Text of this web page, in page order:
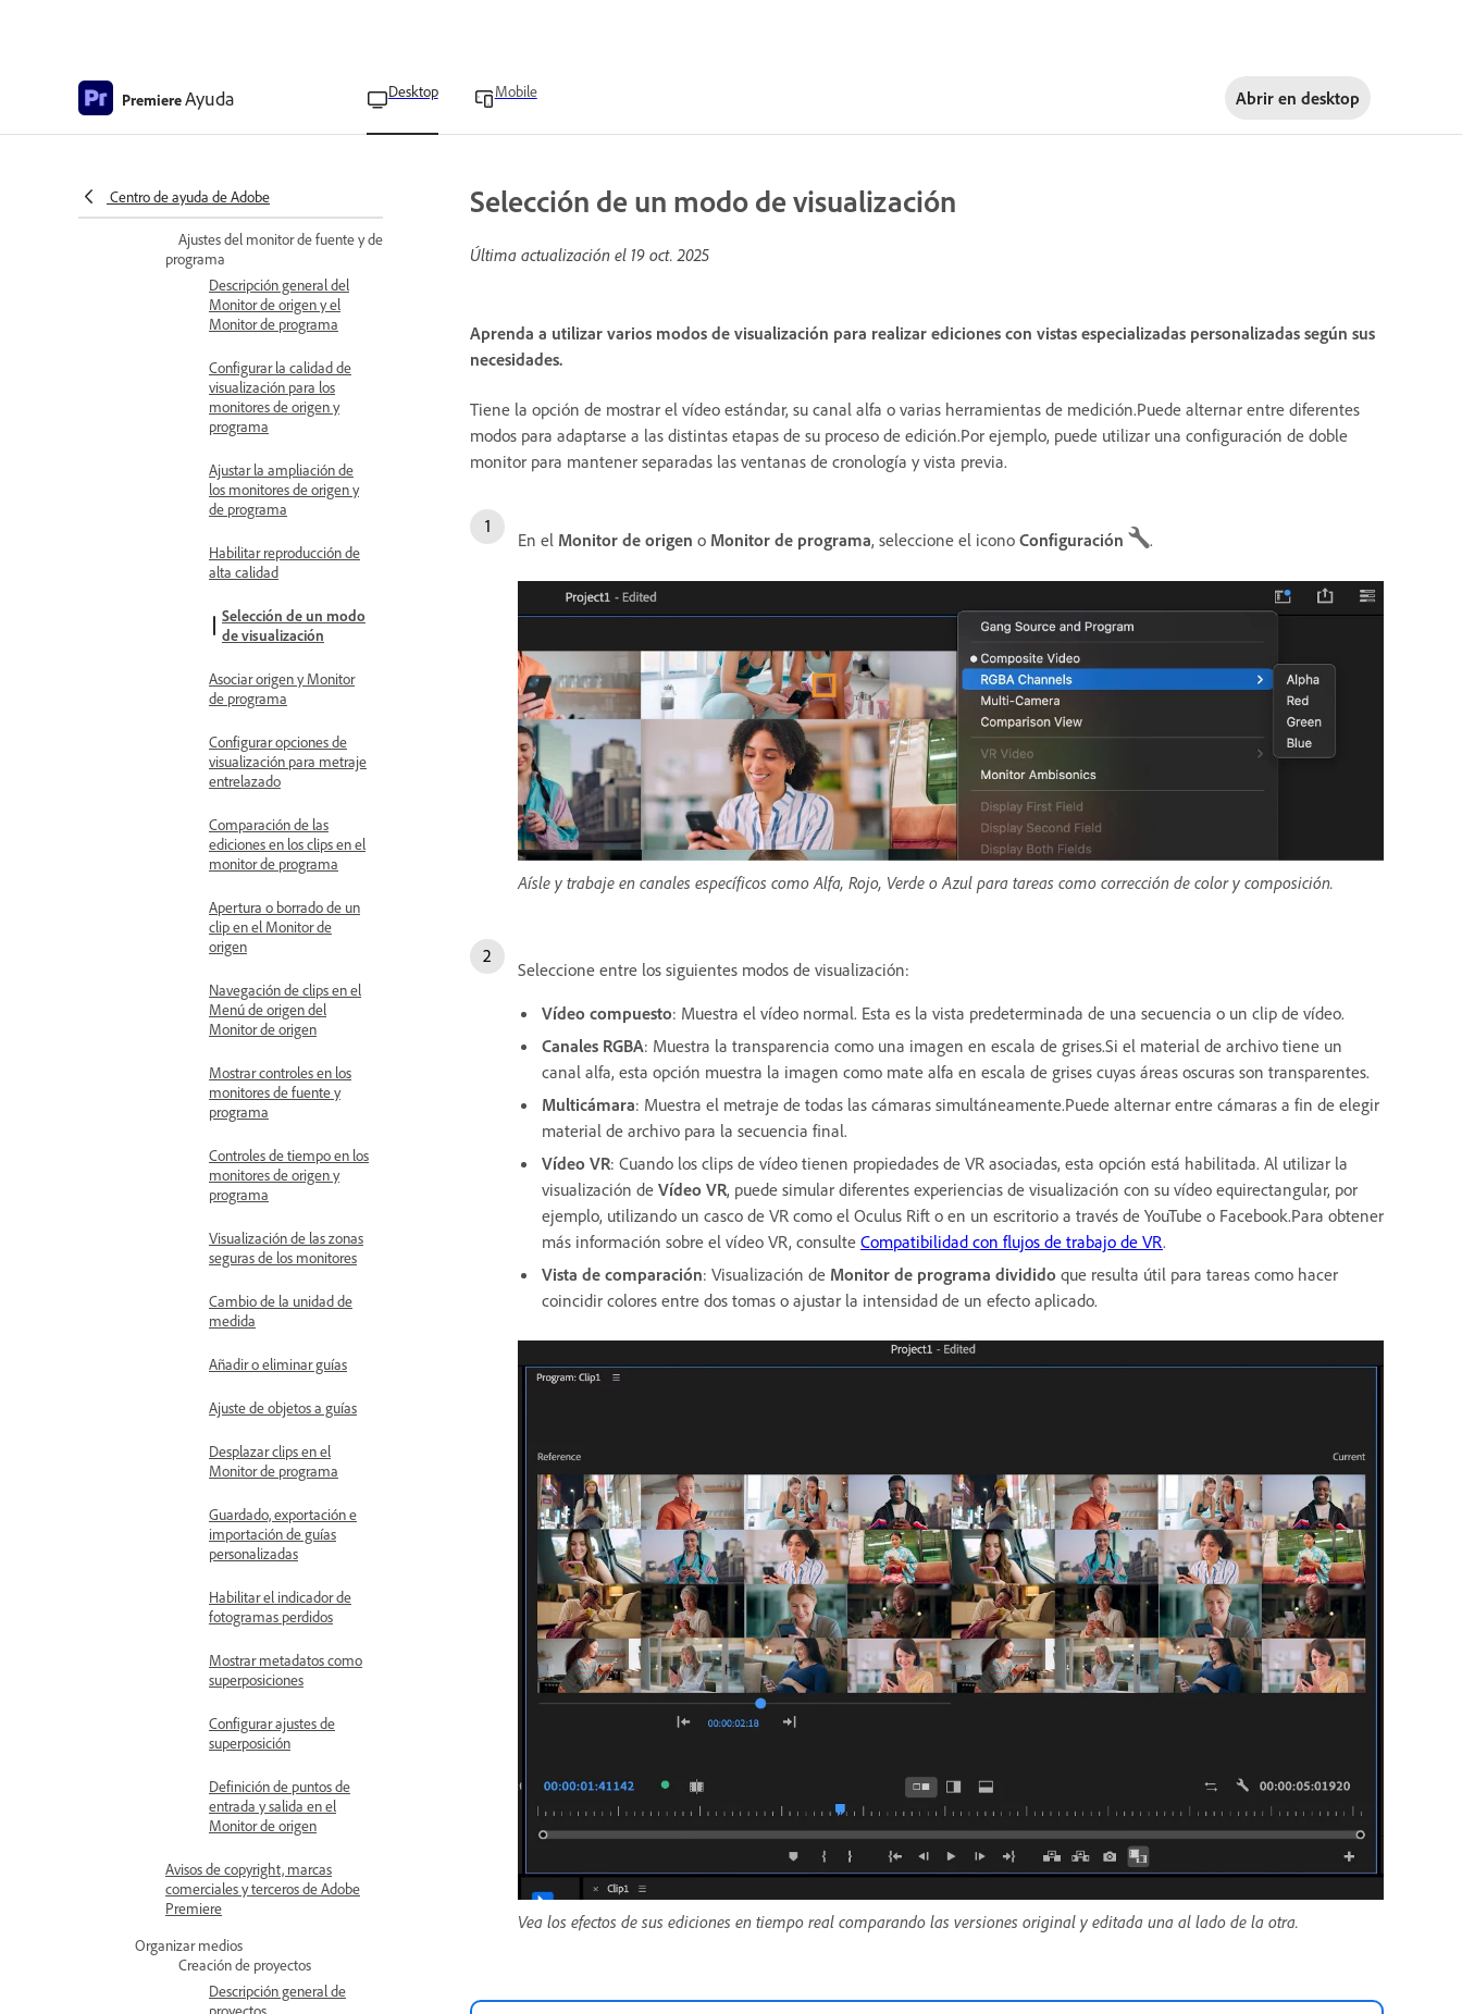
PremiereAyuda Desktop Mobile Abrir en desktop
Centro de ayuda de Adobe
lista
proyecto
Ajustes del monitor de fuente y de
programa
Descripción general del
Monitor de origen y el
Monitor de programa
Configurar la calidad de
visualización para los
monitores de origen y
programa
Ajustar la ampliación de
los monitores de origen y
de programa
Habilitar reproducción de
alta calidad
Selección de un modo
de visualización
Asociar origen y Monitor
de programa
Configurar opciones de
visualización para metraje
entrelazado
Comparación de las
ediciones en los clips en el
monitor de programa
Apertura o borrado de un
clip en el Monitor de
origen
Navegación de clips en el
Menú de origen del
Monitor de origen
Mostrar controles en los
monitores de fuente y
programa
Controles de tiempo en los
monitores de origen y
programa
Visualización de las zonas
seguras de los monitores
Cambio de la unidad de
medida
Añadir o eliminar guías
Ajuste de objetos a guías
Desplazar clips en el
Monitor de programa
Guardado, exportación e
importación de guías
personalizadas
Habilitar el indicador de
fotogramas perdidos
Mostrar metadatos como
superposiciones
Configurar ajustes de
superposición
Definición de puntos de
entrada y salida en el
Monitor de origen
Avisos de copyright, marcas
comerciales y terceros de Adobe
Premiere
Organizar medios
Creación de proyectos
Descripción general de
proyectos
Selección de un modo de visualización
Última actualización el 19 oct. 2025
Aprenda a utilizar varios modos de visualización para realizar ediciones con vistas especializadas personalizadas según sus
necesidades.
Tiene la opción de mostrar el vídeo estándar, su canal alfa o varias herramientas de medición.Puede alternar entre diferentes
modos para adaptarse a las distintas etapas de su proceso de edición.Por ejemplo, puede utilizar una configuración de doble
monitor para mantener separadas las ventanas de cronología y vista previa.
En el Monitor de origen o Monitor de programa, seleccione el icono Configuración .
Aísle y trabaje en canales específicos como Alfa, Rojo, Verde o Azul para tareas como corrección de color y composición.
Seleccione entre los siguientes modos de visualización:
Vídeo compuesto: Muestra el vídeo normal. Esta es la vista predeterminada de una secuencia o un clip de vídeo.
Canales RGBA: Muestra la transparencia como una imagen en escala de grises.Si el material de archivo tiene un
canal alfa, esta opción muestra la imagen como mate alfa en escala de grises cuyas áreas oscuras son transparentes.
Multicámara: Muestra el metraje de todas las cámaras simultáneamente.Puede alternar entre cámaras a fin de elegir
material de archivo para la secuencia final.
Vídeo VR: Cuando los clips de vídeo tienen propiedades de VR asociadas, esta opción está habilitada. Al utilizar la
visualización de Vídeo VR, puede simular diferentes experiencias de visualización con su vídeo equirectangular, por
ejemplo, utilizando un casco de VR como el Oculus Rift o en un escritorio a través de YouTube o Facebook.Para obtener
más información sobre el vídeo VR, consulte Compatibilidad con flujos de trabajo de VR.
Vista de comparación: Visualización de Monitor de programa dividido que resulta útil para tareas como hacer
coincidir colores entre dos tomas o ajustar la intensidad de un efecto aplicado.
Vea los efectos de sus ediciones en tiempo real comparando las versiones original y editada una al lado de la otra.